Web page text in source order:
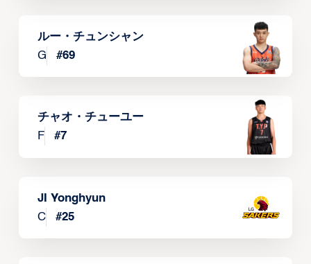
ルー・チュンシャン
G
#69
チャオ・チューユー
F
#7
JI Yonghyun
C
#25